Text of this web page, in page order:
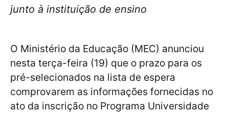
junto à instituição de ensino
O Ministério da Educação (MEC) anunciou
nesta terça-feira (19) que o prazo para os
pré-selecionados na lista de espera
comprovarem as informações fornecidas no
ato da inscrição no Programa Universidade